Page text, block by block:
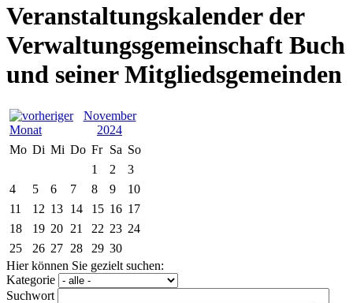
Veranstaltungskalender der
Verwaltungsgemeinschaft Buch
und seiner Mitgliedsgemeinden
November
2024
Mo Di Mi Do Fr Sa So
1
2
3
4
5 6 7 8 9
10
11
12 13 14 15 16 17
18
19 20 21 22 23 24
25
26 27 28 29 30
Hier können Sie gezielt suchen:
Kategorie
Suchwort